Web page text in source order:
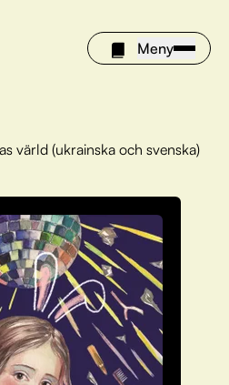
Meny
värld (ukrainska och svenska)